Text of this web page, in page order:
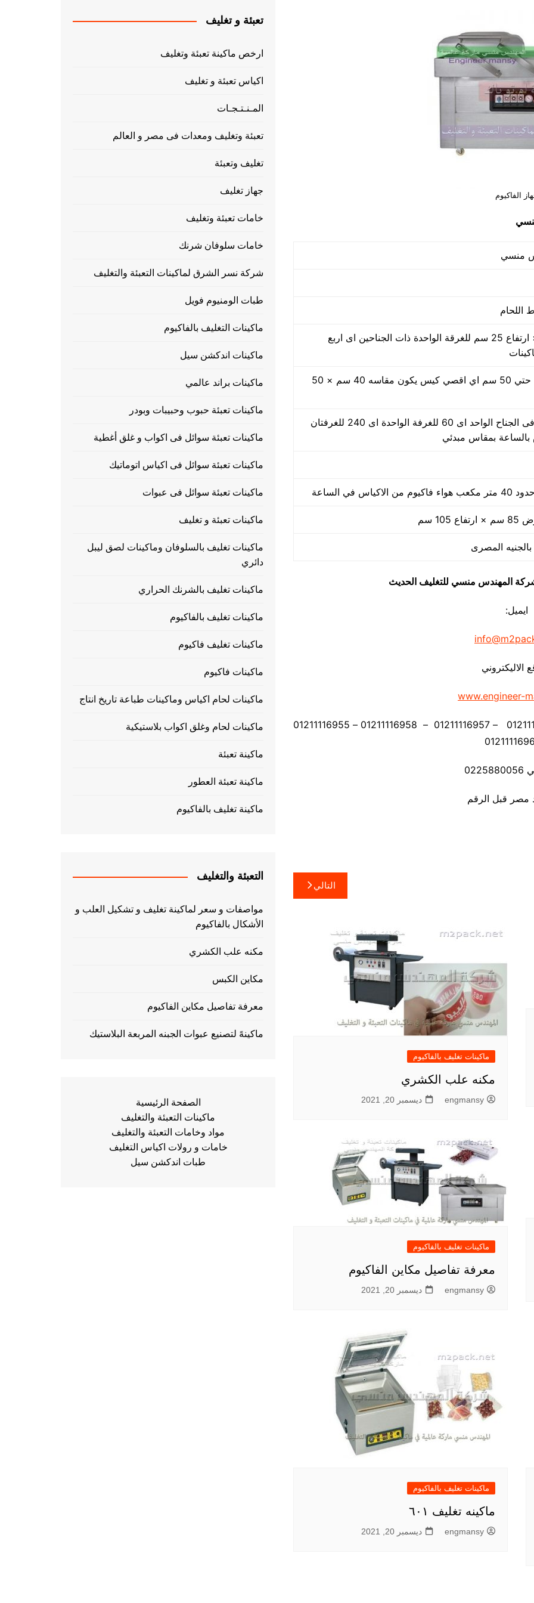
الفاكيوم
50 سم × 40 سم × ارتفاع 25 سم للغرقة الواحدة ذات الجناحين اى اربع
مقاس من واحد سم حتي 50 سم اي اقصي كيس يكون مقاسه 40 سم × 50
30 ضغطة بالدقيقة فى الجناح الواحد اى 60 للغرفة الواحدة اى 240 للغرفتان
في الساعة
شركة المهندس منسي للتغليف الحديث
ايميل:
الاليكتروني
www.engineer-
موبايل: 01211116954 – 01211116955 – 01211116956 – 01211116957 – 01211116958 – 01211116955
التالي
ماكينات تغليف بالفاكيوم
مكنه علب الكشري
engmansy ديسمبر 20, 2021
ماكينات تغليف بالفاكيوم
معرفة تفاصيل مكاين الفاكيوم
engmansy ديسمبر 20, 2021
ماكينات تغليف بالفاكيوم
ماكينه تغليف ٦٠١
engmansy ديسمبر 20, 2021
تعبئة و تغليف
ارخص ماكينة تعبئة وتغليف
اكياس تعبئة و تغليف
المـنـتـجـات
تعبئة وتغليف ومعدات فى مصر و العالم
تغليف وتعبئة
جهاز تغليف
خامات تعبئة وتغليف
خامات سلوفان شرنك
شركة نسر الشرق لماكينات التعبئة والتغليف
طبات الومنيوم فويل
ماكينات التغليف بالفاكيوم
ماكينات اندكشن سيل
ماكينات براند عالمي
ماكينات تعبئة حبوب وحبيبات وبودر
ماكينات تعبئة سوائل فى اكواب و غلق أغطية
ماكينات تعبئة سوائل فى اكياس اتوماتيك
ماكينات تعبئة سوائل فى عبوات
ماكينات تعبئة و تغليف
ماكينات تغليف بالسلوفان وماكينات لصق ليبل
دائري
ماكينات تغليف بالشرنك الحراري
ماكينات تغليف بالفاكيوم
ماكينات تغليف فاكيوم
ماكينات فاكيوم
ماكينات لحام اكياس وماكينات طباعة تاريخ انتاج
ماكينات لحام وغلق اكواب بلاستيكية
ماكينة تعبئة
ماكينة تعبئة العطور
ماكينة تغليف بالفاكيوم
التعبئة والتغليف
مواصفات و سعر لماكينة تغليف و تشكيل العلب و
الأشكال بالفاكيوم
مكنه علب الكشري
مكاين الكبس
معرفة تفاصيل مكاين الفاكيوم
ماكينهً لتصنيع عبوات الجبنه المربعة البلاستيك
الصفحة الرئيسية
ماكينات التعبئة والتغليف
مواد وخامات التعبئة والتغليف
خامات و رولات اكياس التغليف
طبات اندكشن سيل